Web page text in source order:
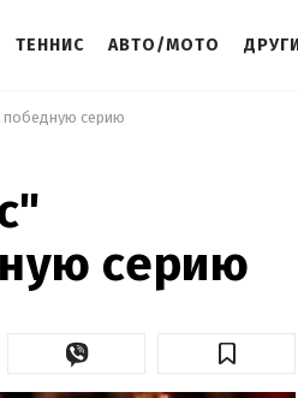
ТЕННИС АВТО/МОТО
победную серию
серию